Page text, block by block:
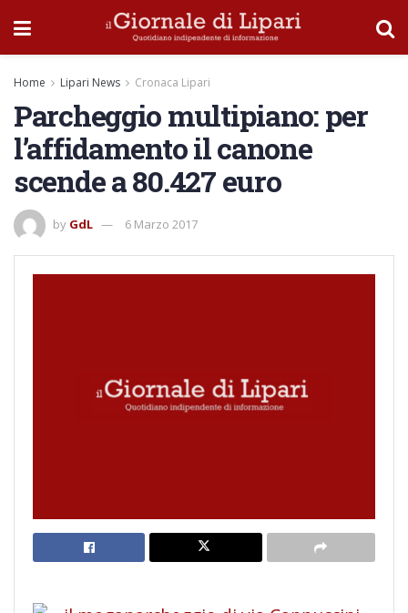
Home Lipari News Cronaca Lipari
Parcheggio multipiano: per
l’affidamento il canone
scende a 80.427 euro
by GdL 6 Marzo 2017